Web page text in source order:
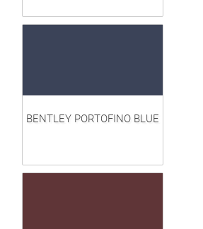
BENTLEY PORTOFINO BLUE